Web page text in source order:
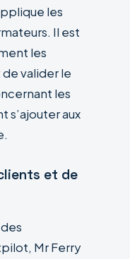
les
Il est
les
valider le
les
s’ajouter aux
et de
Mr Ferry